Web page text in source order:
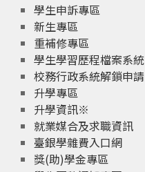
學生申訴專區
新生專區
重補修專區
學生學習歷程檔案系統
校務行政系統解鎖申請
升學專區
升學資訊※
就業媒合及求職資訊
臺銀學雜費入口網
獎(助)學金專區